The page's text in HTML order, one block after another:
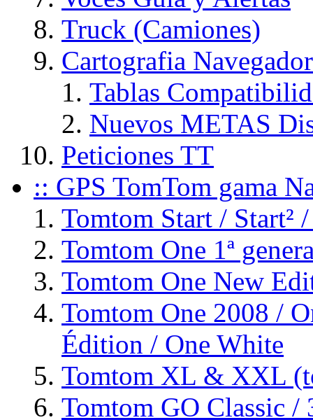
Truck (Camiones)
Cartografia
Tablas
Nuevos METAS
Peticiones TT
:: GPS TomTom gama
Tomtom Start / Start²
Tomtom One 1ª
Tomtom One New
Tomtom One 2008 /
Édition / One White
Tomtom XL & XXL
Tomtom GO Classic /